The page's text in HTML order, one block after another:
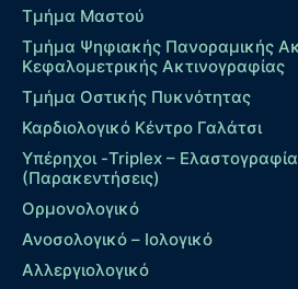
Τμήμα Μαστού
Τμήμα Ψηφιακής Πανοραμικής
Κεφαλομετρικής Ακτινογραφίας
Τμήμα Οστικής Πυκνότητας
Καρδιολογικό Κέντρο Γαλάτσι
Υπέρηχοι -Triplex – Eλαστογραφία
(Παρακεντήσεις)
Ορμονολογικό
Ανοσολογικό – Ιολογικό
Αλλεργιολογικό